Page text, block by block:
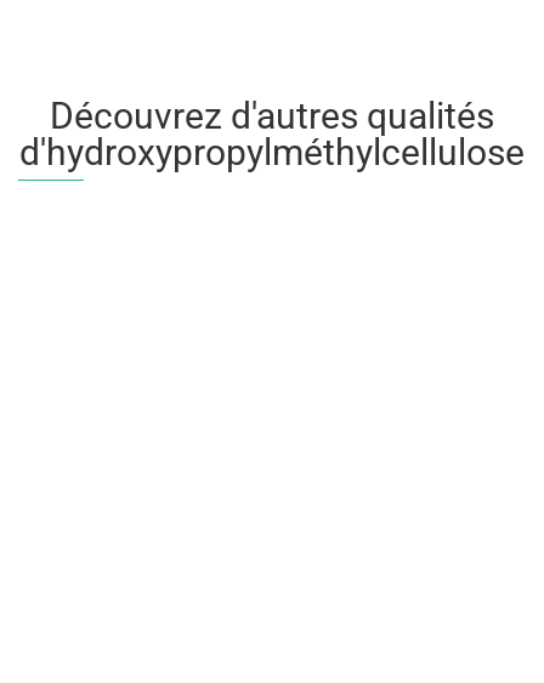
Découvrez d'autres qualités
d'hydroxypropylméthylcellulose